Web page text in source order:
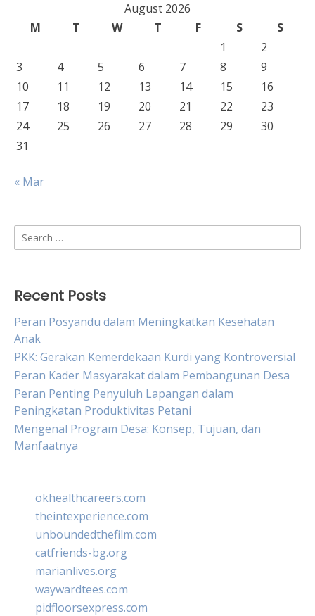
August 2026
M
T W T F S
S
1
2
3
4 5 6 7 8
9
10
11 12 13 14 15
16
17
18 19 20 21 22
23
24
25 26 27 28 29
30
31
« Mar
Search
for:
Recent Posts
Peran Posyandu dalam Meningkatkan Kesehatan
Anak
PKK: Gerakan Kemerdekaan Kurdi yang Kontroversial
Peran Kader Masyarakat dalam Pembangunan Desa
Peran Penting Penyuluh Lapangan dalam
Peningkatan Produktivitas Petani
Mengenal Program Desa: Konsep, Tujuan, dan
Manfaatnya
okhealthcareers.com
theintexperience.com
unboundedthefilm.com
catfriends-bg.org
marianlives.org
waywardtees.com
pidfloorsexpress.com